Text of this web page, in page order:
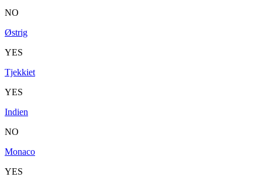
NO
Østrig
YES
Tjekkiet
YES
Indien
NO
Monaco
YES